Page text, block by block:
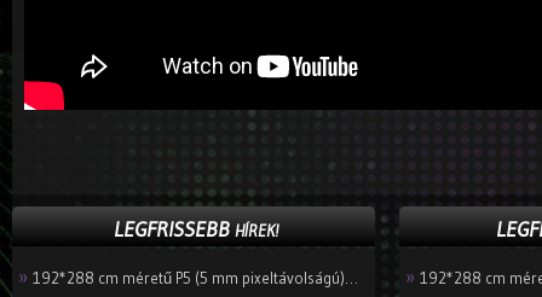
LEGFRISSEBBHÍREK!
» 192*288 cm méretű P5 (5 mm pixeltávolságú)… » 192*288 cm